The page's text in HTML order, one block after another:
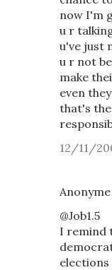
now I'm
u r
u've just
u r not
make
even
that's the
12/11/
@Job1.5
I remind